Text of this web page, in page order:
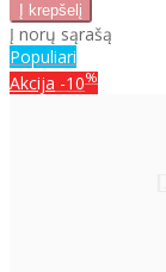
Į norų sąrašą
Populiari
Akcija -10%